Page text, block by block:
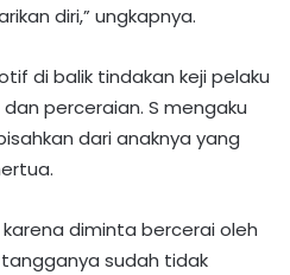
diri,” ungkapnya.
di balik tindakan keji pelaku
perceraian. S mengaku
dari anaknya yang
diminta bercerai oleh
sudah tidak